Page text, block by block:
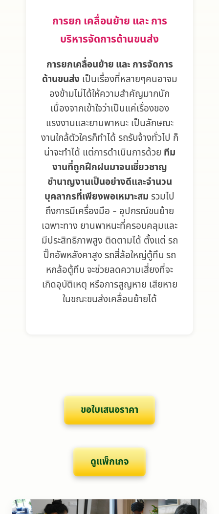
การยก เคลื่อนย้าย และ การ
บริหารจัดการด้านขนส่ง
การยกเคลื่อนย้าย และ การจัดการ
ด้านขนส่ง เป็นเรื่องที่หลายๆคนอาจม
องข้ามไม่ได้ให้ความสำคัญมากนัก
เนื่องจากเข้าใจว่าเป็นแค่เรื่องของ
แรงงานและยานพาหนะ เป็นลักษณะ
งานใกล้ตัวใครก็ทำได้ รถรับจ้างทั่วไป ก็
น่าจะทำได้ แต่การดำเนินการด้วย ทีม
งานที่ถูกฝึกฝนมาจนเชี่ยวชาญ
ชำนาญงานเป็นอย่างดีและจำนวน
บุคลากรที่เพียงพอเหมาะสม รวมไป
ถึงการมีเครื่องมือ - อุปกรณ์ขนย้าย
เฉพาะทาง ยานพาหนะที่ครอบคลุมและ
มีประสิทธิภาพสูง ติดตามได้ ตั้งแต่ รถ
ปิ๊กอัพหลังคาสูง รถสี่ล้อใหญ่ตู้ทึบ รถ
หกล้อตู้ทึบ จะช่วยลดความเสี่ยงที่จะ
เกิดอุบัติเหตุ หรือการสูญหาย เสียหาย
ในขณะขนส่งเคลื่อนย้ายได้
ขอใบเสนอราคา
ดูแพ็กเกจ